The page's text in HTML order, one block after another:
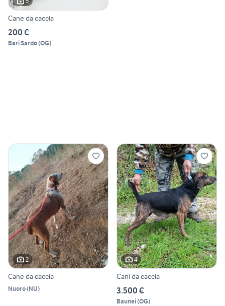
Cane da caccia
200 €
Bari Sardo(OG)
2
Cane da caccia
Nuoro(NU)
4
Cani da caccia
3.500 €
Baunei(OG)